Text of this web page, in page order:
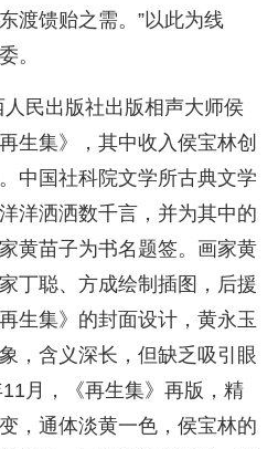
渡馈贻之需。”以此为线
。
民出版社出版相声大师侯
生集》，其中收入侯宝林创
中国社科院文学所古典文学
洋洒洒数千言，并为其中的
黄苗子为书名题签。画家黄
丁聪、方成绘制插图，后援
生集》的封面设计，黄永玉
，含义深长，但缺乏吸引眼
月，《再生集》再版，精
，通体淡黄一色，侯宝林的